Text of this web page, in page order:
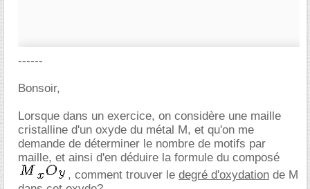
------
Bonsoir,
Lorsque dans un exercice, on considère une maille
cristalline d'un oxyde du métal M, et qu'on me
demande de déterminer le nombre de motifs par
maille, et ainsi d'en déduire la formule du composé
, comment trouver le degré d'oxydation de M